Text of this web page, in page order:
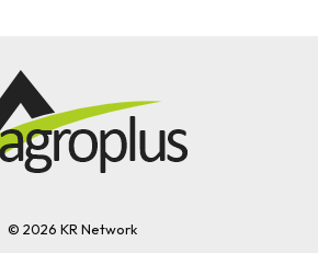
© 2026 KR Network